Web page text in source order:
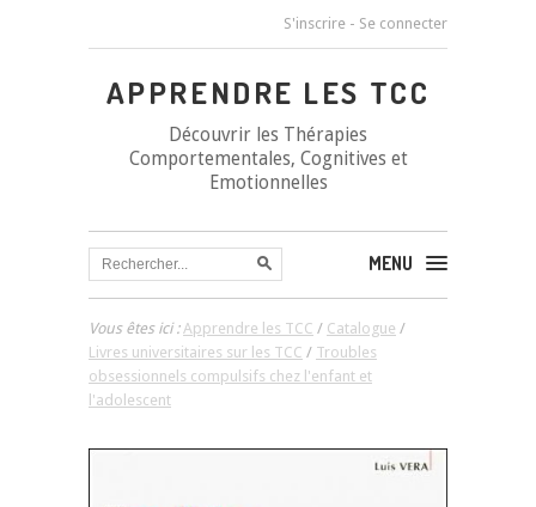
S'inscrire - Se connecter
APPRENDRE LES TCC
Découvrir les Thérapies
Comportementales, Cognitives et
Emotionnelles
MENU
Vous êtes ici :Apprendre les TCC / Catalogue /
Livres universitaires sur les TCC / Troubles
obsessionnels compulsifs chez l'enfant et
l'adolescent